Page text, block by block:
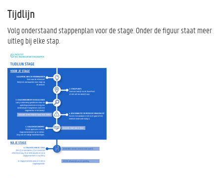
Tijdlijn
Volg onderstaand stappenplan voor de stage. Onder de figuur staat meer
uitleg bij elke stap.